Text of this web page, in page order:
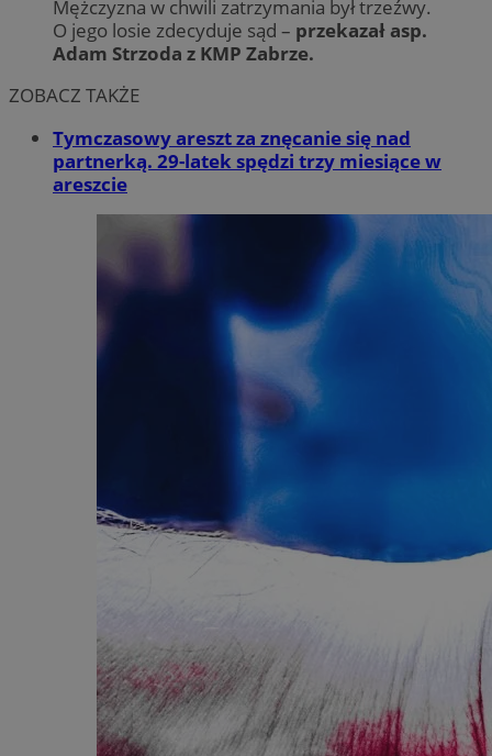
Mężczyzna w chwili zatrzymania był trzeźwy.
O jego losie zdecyduje sąd – przekazał asp.
Adam Strzoda z KMP Zabrze.
ZOBACZ TAKŻE
Tymczasowy areszt za znęcanie się nad
partnerką. 29-latek spędzi trzy miesiące w
areszcie